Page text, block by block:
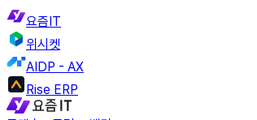
요즘IT
위시켓
AIDP - AX
Rise ERP